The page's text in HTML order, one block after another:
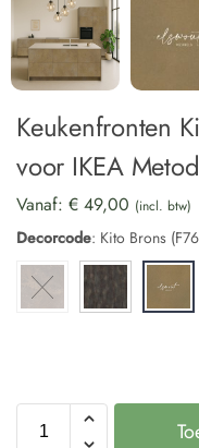
Keukenfronten
voor IKEA Metod
Vanaf: € 49,00 (incl. btw)
Decorcode: Kito Brons